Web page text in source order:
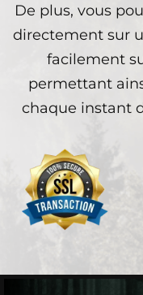
De plus, vous
directement sur
facilement
permettant
chaque instant